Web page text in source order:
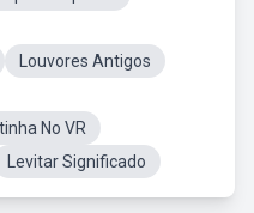
Louvores Antigos
No VR
Levitar Significado